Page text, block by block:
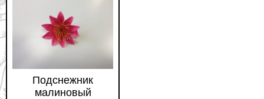
Подснежник
малиновый